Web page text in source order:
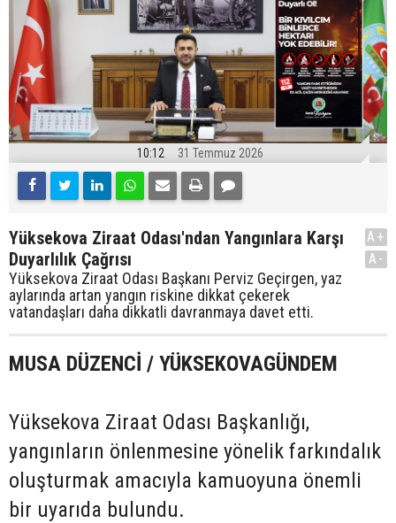
10:12 31 Temmuz 2026
Yüksekova Ziraat Odası'ndan Yangınlara Karşı
Duyarlılık Çağrısı
Yüksekova Ziraat Odası Başkanı Perviz Geçirgen, yaz
aylarında artan yangın riskine dikkat çekerek
vatandaşları daha dikkatli davranmaya davet etti.
A+
A-
MUSA DÜZENCİ / YÜKSEKOVAGÜNDEM
Yüksekova Ziraat Odası Başkanlığı,
yangınların önlenmesine yönelik farkındalık
oluşturmak amacıyla kamuoyuna önemli
bir uyarıda bulundu.